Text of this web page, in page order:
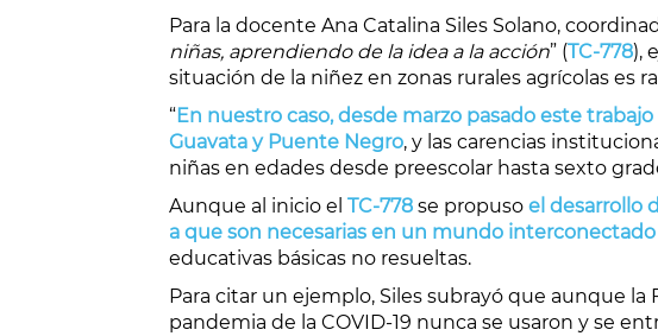
Para la docente Ana Catalina Siles Solano,
niñas, aprendiendo de la idea a la acción” (TC-778),
situación de la niñez en zonas rurales agrícolas
“En nuestro caso, desde marzo pasado este
Guavata y Puente Negro, y las carencias
niñas en edades desde preescolar hasta sexto
Aunque al inicio el TC-778 se propuso el desarrollo
a que son necesarias en un mundo
educativas básicas no resueltas.
Para citar un ejemplo, Siles subrayó que aunque
pandemia de la COVID-19 nunca se usaron y se